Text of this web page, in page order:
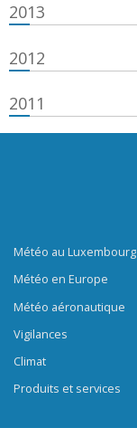
2013
2012
2011
Météo au Luxembourg
Météo en Europe
Météo aéronautique
Vigilances
Climat
Produits et services